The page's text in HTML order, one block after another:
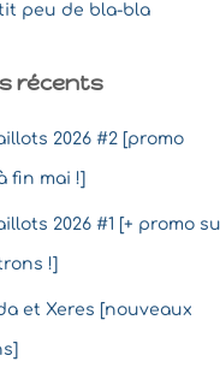
peu de bla-bla
récents
2026 #2 [promo
fin mai !]
2026 #1 [+ promo
!]
et Xeres [nouveaux